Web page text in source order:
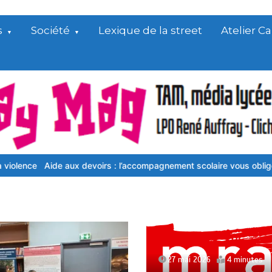
Société Lexique de la street Atelier
devoirs : l’accompagnement scolaire vous oblige à vous
27 mai 2026 4 minutes